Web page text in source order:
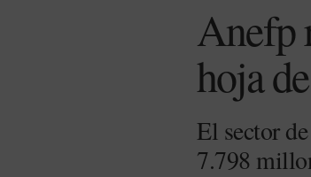
Anefp
hoja
El sector
7.798